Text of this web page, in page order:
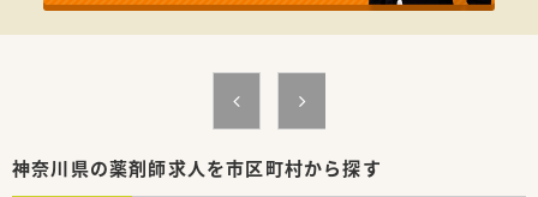
■患者様第一の丁寧な医療サービスを提供し、気軽に立ち寄って
いただける身近なかかりつけ薬局を目指しています。
【勤務実態について】
■1週間の所定労働時間が36時間と短めに設定されており、ワー
2.5日制を採用しているためリフレッシュできます。
■所定労働時間を超えて勤務した場合には割増賃金が発生し、残
神奈川県の薬剤師求人を市区町村から探す